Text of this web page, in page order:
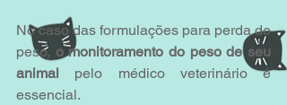
No caso das formulações para perda de
peso, o monitoramento do peso de seu
animal pelo médico veterinário é
essencial.